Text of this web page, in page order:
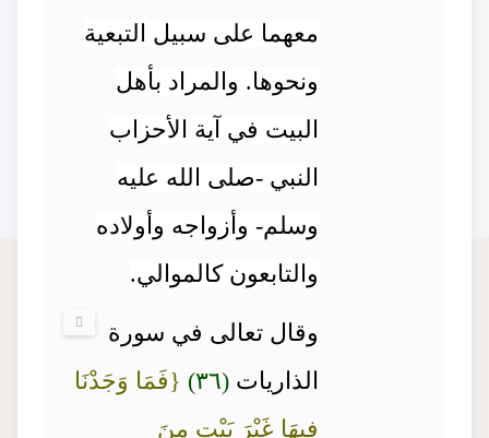
معهما على سبيل التبعية
ونحوها. والمراد بأهل
البيت في آية الأحزاب
النبي -صلى الله عليه
وسلم- وأزواجه وأولاده
والتابعون كالموالي.
وقال تعالى في سورة
الذاريات (٣٦)
{فَمَا وَجَدْنَا
فِيهَا غَيْرَ بَيْتٍ مِنَ